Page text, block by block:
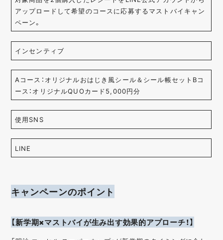
アップロードして希望のコースに応募するマストバイキャン
ペーン。
インセンティブ
Aコース：オリジナルおはじき風シール＆シール帳セットBコ
ース：オリジナルQUOカード5,000円分
使用SNS
LINE
キャンペーンのポイント
【新学期×マストバイが生み出す効果的アプローチ！】